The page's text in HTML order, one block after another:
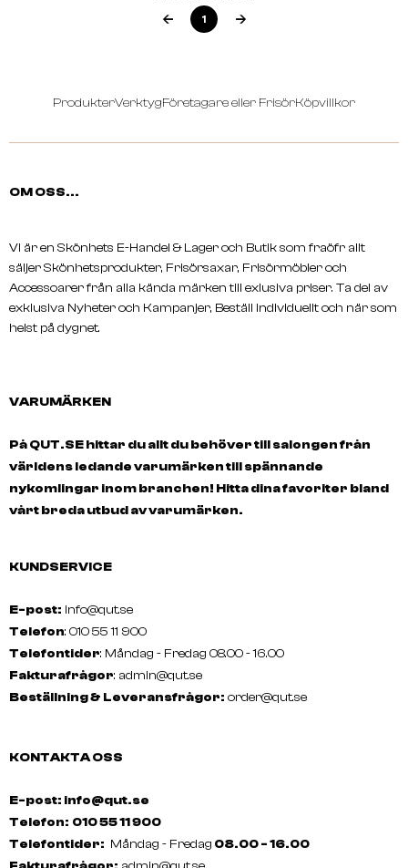
KITOKO Oil Treatment - Gift Pack
1
ProdukterVerktygFöretagare eller FrisörKöpvillkor
OM OSS...
Vi är en Skönhets E-Handel & Lager och Butik som fraöfr allt
säljer Skönhetsprodukter, Frisörsaxar, Frisörmöbler och
Accessoarer från alla kända märken till exlusiva priser. Ta del av
exklusiva Nyheter och Kampanjer, Beställ individuellt och när som
helst på dygnet.
VARUMÄRKEN
På QUT.SE hittar du allt du behöver till salongen från
världens ledande varumärken till spännande
nykomlingar inom branchen! Hitta dina favoriter bland
vårt breda utbud av varumärken.
KUNDSERVICE
E-post: info@qut.se
Telefon: 010 55 11 900
Telefontider: Måndag - Fredag 08.00 - 16.00
Fakturafrågor: admin@qut.se
Beställning & Leveransfrågor: order@qut.se
KONTAKTA OSS
E-post: info@qut.se
Telefon: 010 55 11 900
Telefontider: Måndag - Fredag 08.00 - 16.00